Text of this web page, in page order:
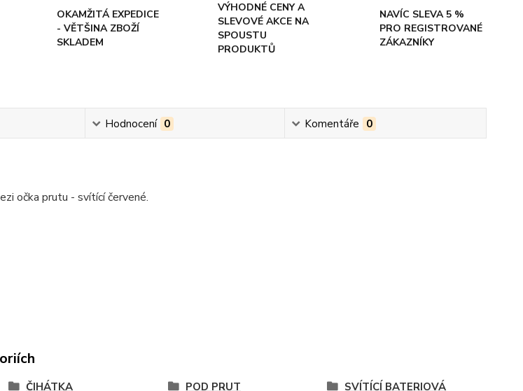
OKAMŽITÁ EXPEDICE
- VĚTŠINA ZBOŽÍ
SKLADEM
VÝHODNÉ CENY A
SLEVOVÉ AKCE NA
SPOUSTU
PRODUKTŮ
NAVÍC SLEVA 5 %
PRO REGISTROVANÉ
ZÁKAZNÍKY
Hodnocení 0 Komentáře 0
očka prutu - svítící červené.
ČIHÁTKA POD PRUT SVÍTÍCÍ BATERIOVÁ